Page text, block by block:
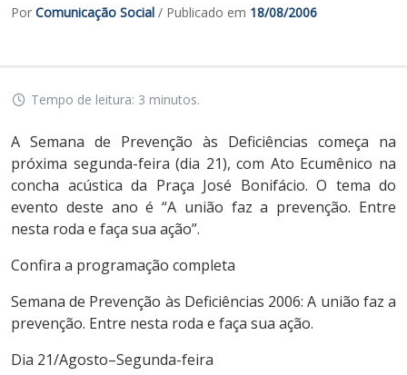
Por Comunicação Social / Publicado em 18/08/2006
Tempo de leitura: 3 minutos.
A Semana de Prevenção às Deficiências começa na
próxima segunda-feira (dia 21), com Ato Ecumênico na
concha acústica da Praça José Bonifácio. O tema do
evento deste ano é “A união faz a prevenção. Entre
nesta roda e faça sua ação”.
Confira a programação completa
Semana de Prevenção às Deficiências 2006: A união faz a
prevenção. Entre nesta roda e faça sua ação.
Dia 21/Agosto–Segunda-feira